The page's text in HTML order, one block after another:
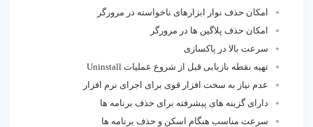
امکان حذف نوار ابزارهای ناخواسته در مرورگر
امکان حذف پلاگین ها در مرورگر
سرعت بالا در پاکسازی
تهیه نقطه بازیابی قبل از شروع عملیات Uninstall
عدم نیاز به سخت افزار قوی برای اجرای نرم افزار
دارای گزینه های پیشرفته برای حذف برنامه ها
سرعت مناسب هنگام اسکن و حذف برنامه ها